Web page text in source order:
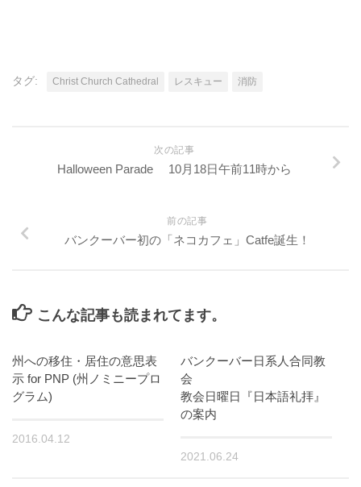
タグ: Christ Church Cathedral レスキュー 消防
次の記事
Halloween Parade 10月18日午前11時から
前の記事
バンクーバー初の「ネコカフェ」Catfe誕生！
こんな記事も読まれてます。
州への移住・居住の意思表
示 for PNP (州ノミニープロ
グラム)
2016.04.12
バンクーバー日系人合同教
会
教会日曜日『日本語礼拝』
の案内
2021.06.24